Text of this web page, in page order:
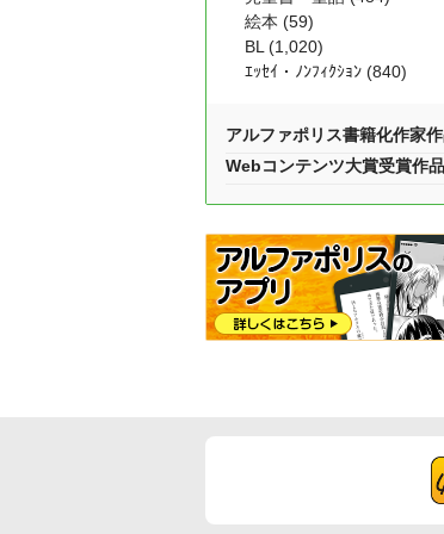
絵本 (59)
BL (1,020)
ｴｯｾｲ・ﾉﾝﾌｨｸｼｮﾝ (840)
アルファポリス書籍化作家
Webコンテンツ大賞受賞作品